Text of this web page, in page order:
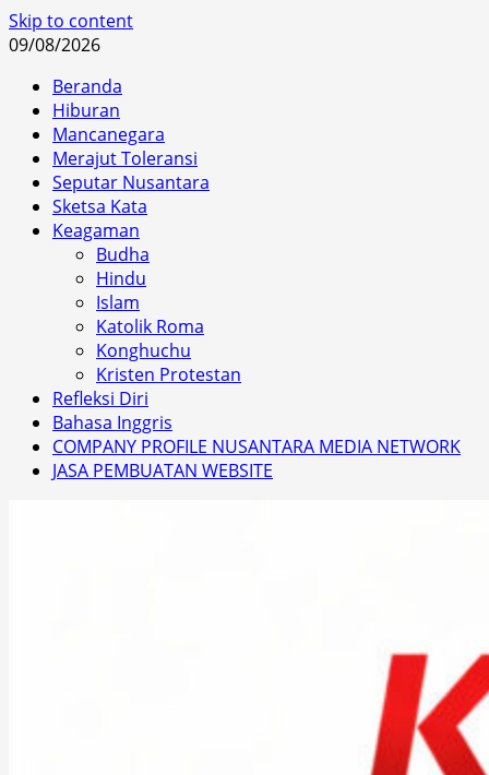
Skip to content
09/08/2026
Beranda
Hiburan
Mancanegara
Merajut Toleransi
Seputar Nusantara
Sketsa Kata
Keagaman
Budha
Hindu
Islam
Katolik Roma
Konghuchu
Kristen Protestan
Refleksi Diri
Bahasa Inggris
COMPANY PROFILE NUSANTARA MEDIA NETWORK
JASA PEMBUATAN WEBSITE